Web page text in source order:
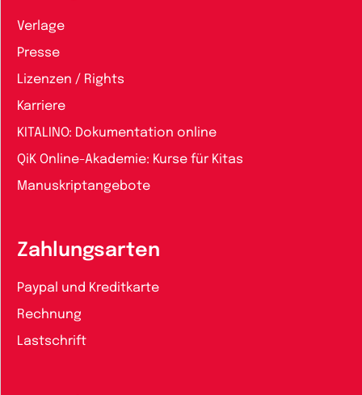
Verlage
Presse
Lizenzen / Rights
Karriere
KITALINO: Dokumentation online
QiK Online-Akademie: Kurse für Kitas
Manuskriptangebote
Zahlungsarten
Paypal und Kreditkarte
Rechnung
Lastschrift